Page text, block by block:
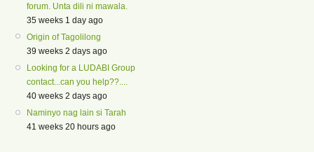
forum. Unta dili ni mawala.
35 weeks 1 day ago
Origin of Tagolilong
39 weeks 2 days ago
Looking for a LUDABI Group
contact...can you help??....
40 weeks 2 days ago
Naminyo nag lain si Tarah
41 weeks 20 hours ago